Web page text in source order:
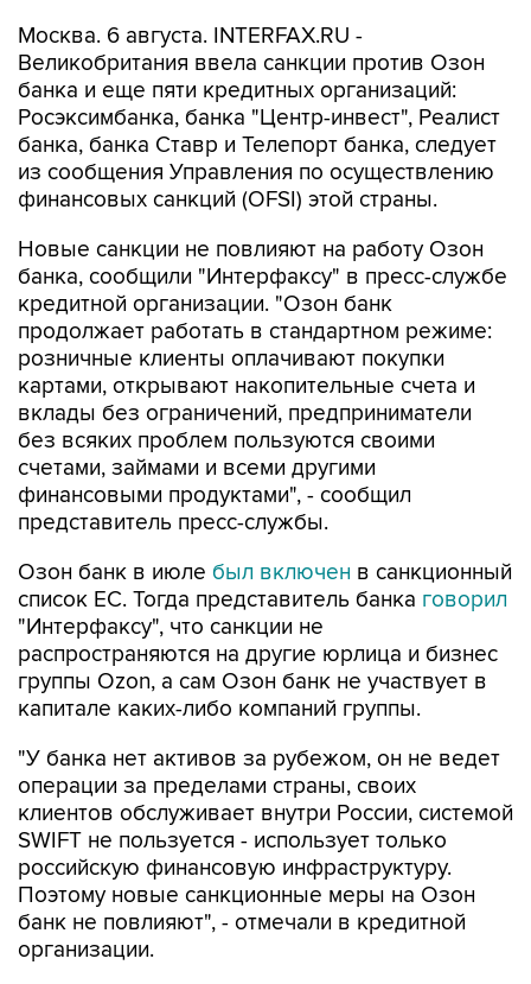
Москва. 6 августа. INTERFAX.RU -
Великобритания ввела санкции против Озон
банка и еще пяти кредитных организаций:
Росэксимбанка, банка "Центр-инвест", Реалист
банка, банка Ставр и Телепорт банка, следует
из сообщения Управления по осуществлению
финансовых санкций (OFSI) этой страны.
Новые санкции не повлияют на работу Озон
банка, сообщили "Интерфаксу" в пресс-службе
кредитной организации. "Озон банк
продолжает работать в стандартном режиме:
розничные клиенты оплачивают покупки
картами, открывают накопительные счета и
вклады без ограничений, предприниматели
без всяких проблем пользуются своими
счетами, займами и всеми другими
финансовыми продуктами", - сообщил
представитель пресс-службы.
Озон банк в июле был включен в санкционный
список ЕС. Тогда представитель банка говорил
"Интерфаксу", что санкции не
распространяются на другие юрлица и бизнес
группы Ozon, а сам Озон банк не участвует в
капитале каких-либо компаний группы.
"У банка нет активов за рубежом, он не ведет
операции за пределами страны, своих
клиентов обслуживает внутри России, системой
SWIFT не пользуется - использует только
российскую финансовую инфраструктуру.
Поэтому новые санкционные меры на Озон
банк не повлияют", - отмечали в кредитной
организации.